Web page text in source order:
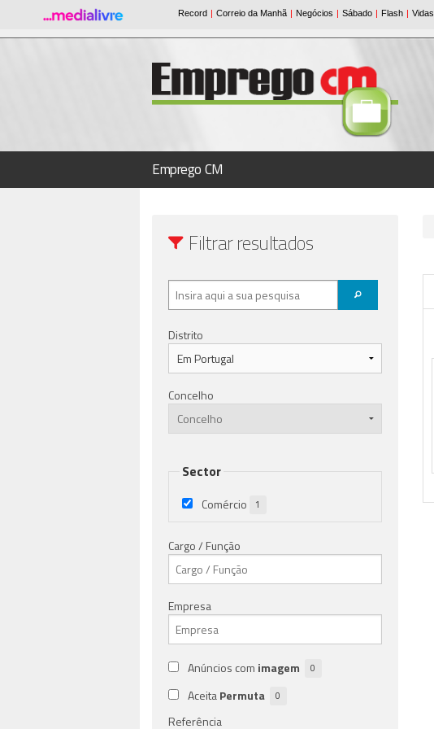
Emprego CM
Filtrar resultados
Distrito
Concelho
Sector
Comércio 1
Cargo / Função
Empresa
Anúncios com imagem 0
AceitaPermuta 0
Referência